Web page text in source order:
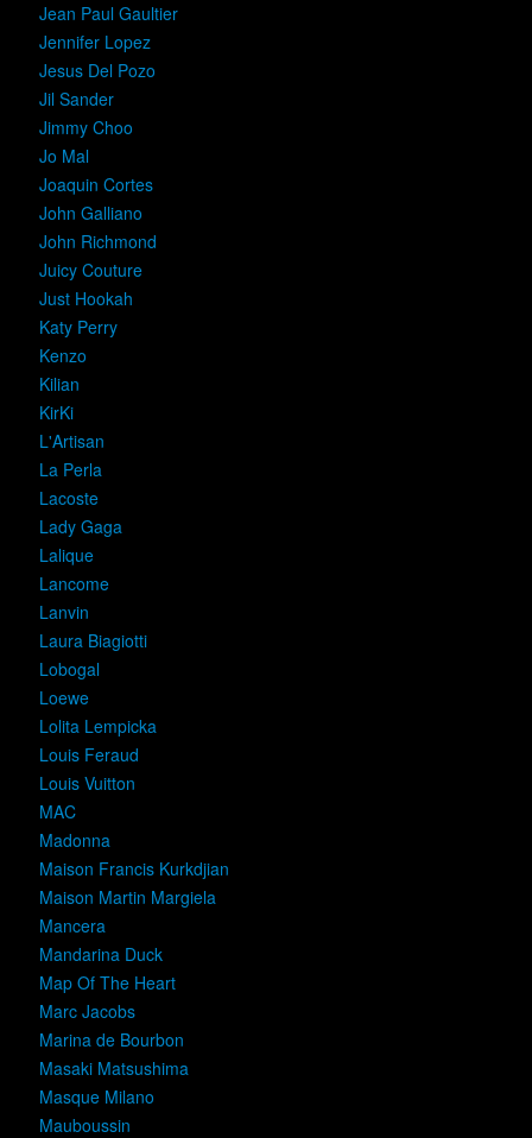
Jean Paul Gaultier
Jennifer Lopez
Jesus Del Pozo
Jil Sander
Jimmy Choo
Jo Mal
Joaquin Cortes
John Galliano
John Richmond
Juicy Couture
Just Hookah
Katy Perry
Kenzo
Kilian
KirKi
L'Artisan
La Perla
Lacoste
Lady Gaga
Lalique
Lancome
Lanvin
Laura Biagiotti
Lobogal
Loewe
Lolita Lempicka
Louis Feraud
Louis Vuitton
MAC
Madonna
Maison Francis Kurkdjian
Maison Martin Margiela
Mancera
Mandarina Duck
Map Of The Heart
Marc Jacobs
Marina de Bourbon
Masaki Matsushima
Masque Milano
Mauboussin